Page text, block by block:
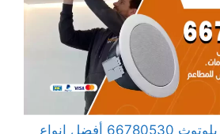
فني سماعات سقف بلوتوث 66780530 أفضل انواع